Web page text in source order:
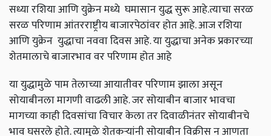
सध्या रशिया आणि युक्रेन मध्ये घमासान युद्ध सुरू आहे.त्याचा सरळ
सरळ परिणाम आंतरराष्ट्रीय बाजारपेठांवर होत आहे. आज रशिया
आणि युक्रेन युद्धाचा नववा दिवस आहे. या युद्धाचा अनेक प्रकारच्या
शेतमालाचे बाजारभाव वर परिणाम होत आहे
या युद्धामुळे पाम तेलाच्या आयातीवर परिणाम झाला असून
सोयाबीनला मागणी वाढली आहे. जर सोयाबीन बाजार भावचा
मागच्या काही दिवसांचा विचार केला तर दिवाळीनंतर सोयाबीनचे
भाव घसरले होते. त्यामुळे शेतकऱ्यांनी सोयाबीन विक्रीस न आणता